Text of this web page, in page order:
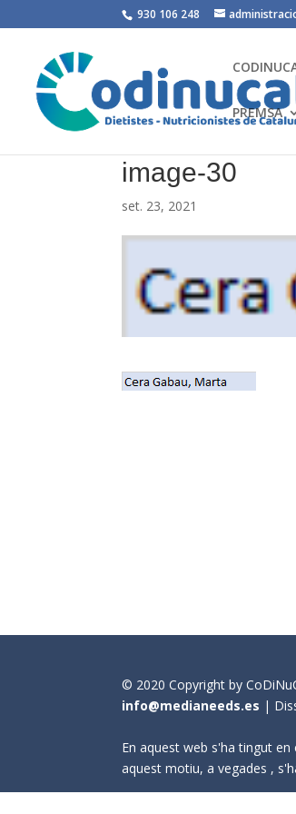
930 106 248
PREMSA
image-30
set. 23, 2021
© 2020 Copyright by
info@medianeeds.es |
En aquest web s'ha tingut
aquest motiu, a vegades ,